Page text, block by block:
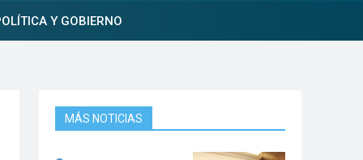
Y GOBIERNO
MÁS NOTICIAS